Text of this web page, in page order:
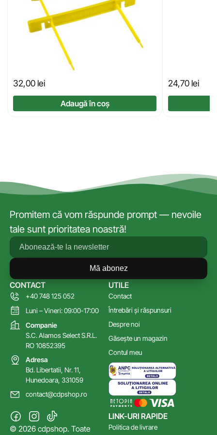
32,00 lei
Adaugă în coș
24,70 lei
Promitem că vom răspunde prompt — nevoile
tale sunt prioritatea noastră!
Mă abonez
LINK-URI RAPIDE
Politica de livrare
UTILE
Contact
Întrebări și răspunsuri
Despre noi
Găsește un magazin
Contul meu
CONTACT
+40 748 125 052
Luni – Vineri: 09:00-17:00
Companie
S.C. Alamos Select S.R.L.
RO 10852395
Adresa
Bd. Libertatii, Nr. 11,
Hunedoara, 331059
contact@cdpshop.ro
© 2026 cdpshop. Toate